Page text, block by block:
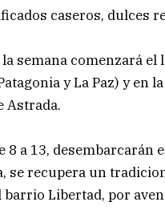
caseros, dulces
semana comenzará el
y La Paz) y en
Astrada.
8 a 13,
se recupera un
barrio Libertad, por